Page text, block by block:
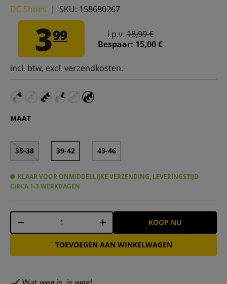
DC Shoes | SKU: 158680267
399 i.p.v.18,99 €
Bespaar: 15,00 €
incl. btw, excl. verzendkosten.
MAAT
35-38 39-42 43-46
KLAAR VOOR ONMIDDELLIJKE VERZENDING, LEVERINGSTIJD
CIRCA 1-3 WERKDAGEN
Aantal
-
+ KOOP NU
TOEVOEGEN AAN WINKELWAGEN